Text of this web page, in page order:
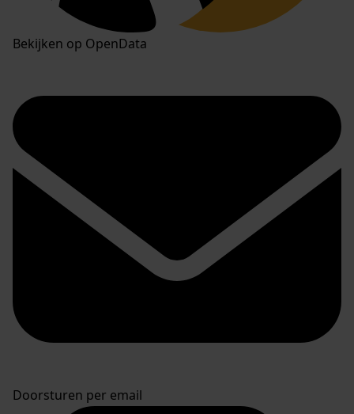
Bekijken op OpenData
Doorsturen per email